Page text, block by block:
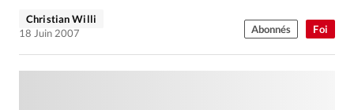
Foi
Christian Willi
18 Juin 2007
Abonnés